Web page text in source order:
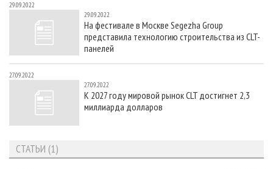
29.09.2022
29.09.2022
На фестивале в Москве Segezha Group
представила технологию строительства из CLT-
панелей
27.09.2022
27.09.2022
К 2027 году мировой рынок CLT достигнет 2,3
миллиарда долларов
СТАТЬИ (1)